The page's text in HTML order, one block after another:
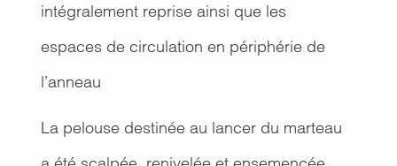
intégralement reprise ainsi que les
espaces de circulation en périphérie de
l’anneau
La pelouse destinée au lancer du marteau